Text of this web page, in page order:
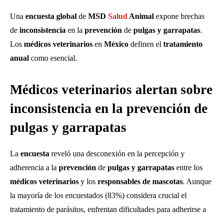
Una encuesta global de MSD Salud Animal expone brechas
de inconsistencia en la prevención de pulgas y garrapatas.
Los médicos veterinarios en México definen el tratamiento
anual como esencial.
Médicos veterinarios alertan sobre
inconsistencia en la prevención de
pulgas y garrapatas
La encuesta reveló una desconexión en la percepción y
adherencia a la prevención de pulgas y garrapatas entre los
médicos veterinarios y los responsables de mascotas. Aunque
la mayoría de los encuestados (83%) considera crucial el
tratamiento de parásitos, enfrentan dificultades para adherirse a